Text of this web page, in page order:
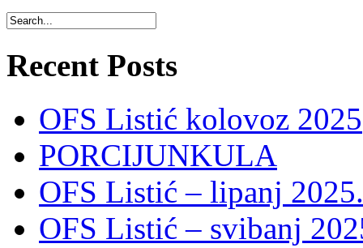
Recent Posts
OFS Listić kolovoz 2025
PORCIJUNKULA
OFS Listić – lipanj 2025.
OFS Listić – svibanj